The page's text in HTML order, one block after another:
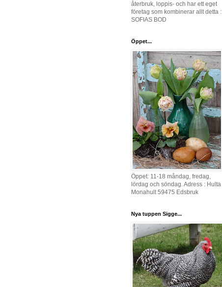
återbruk, loppis- och har ett eget
företag som kombinerar allt detta :
SOFIAS BOD
Öppet...
Öppet: 11-18 måndag, fredag,
lördag och söndag. Adress : Hulta
Monahult 59475 Edsbruk
Nya tuppen Sigge...